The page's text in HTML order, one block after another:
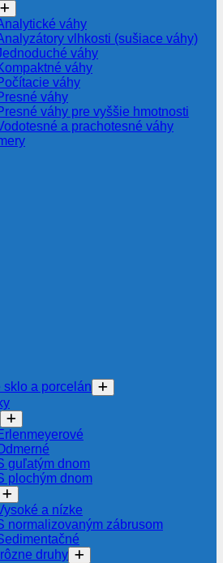
váhy
vlhkosti (sušiace váhy)
váhy
váhy
váhy
váhy
váhy pre vyššie hmotnosti
a prachotesné váhy
sklo a porcelán
guľatým dnom
plochým dnom
a nízke
normalizovaným zábrusom
druhy